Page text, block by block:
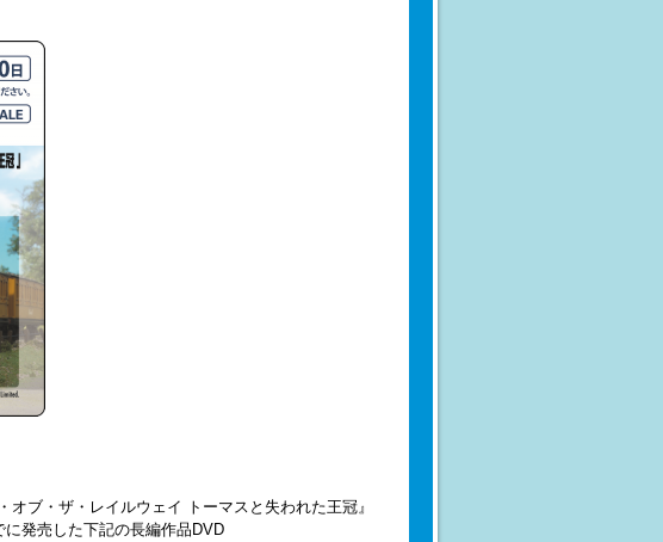
ブ・ザ・レイルウェイ トーマスと失われた王冠』
発売した下記の長編作品DVD